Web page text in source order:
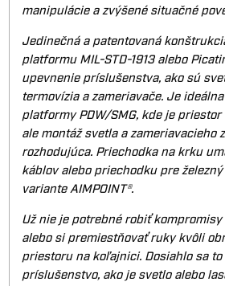
manipulácie a zvýšené situačné
Jedinečná a patentovaná
platformu MIL-STD-1913 alebo
upevnenie príslušenstva, ako sú
termovízia a zameriavače. Je
platformy PDW/SMG, kde je priestor
ale montáž svetla a zameriavacieho
rozhodujúca. Priechodka na krku
káblov alebo priechodku pre
variante AIMPOINT®.
Už nie je potrebné robiť
alebo si premiestňovať ruky kvôli
priestoru na koľajnici. Dosiahlo sa to
príslušenstvo, ako je svetlo alebo